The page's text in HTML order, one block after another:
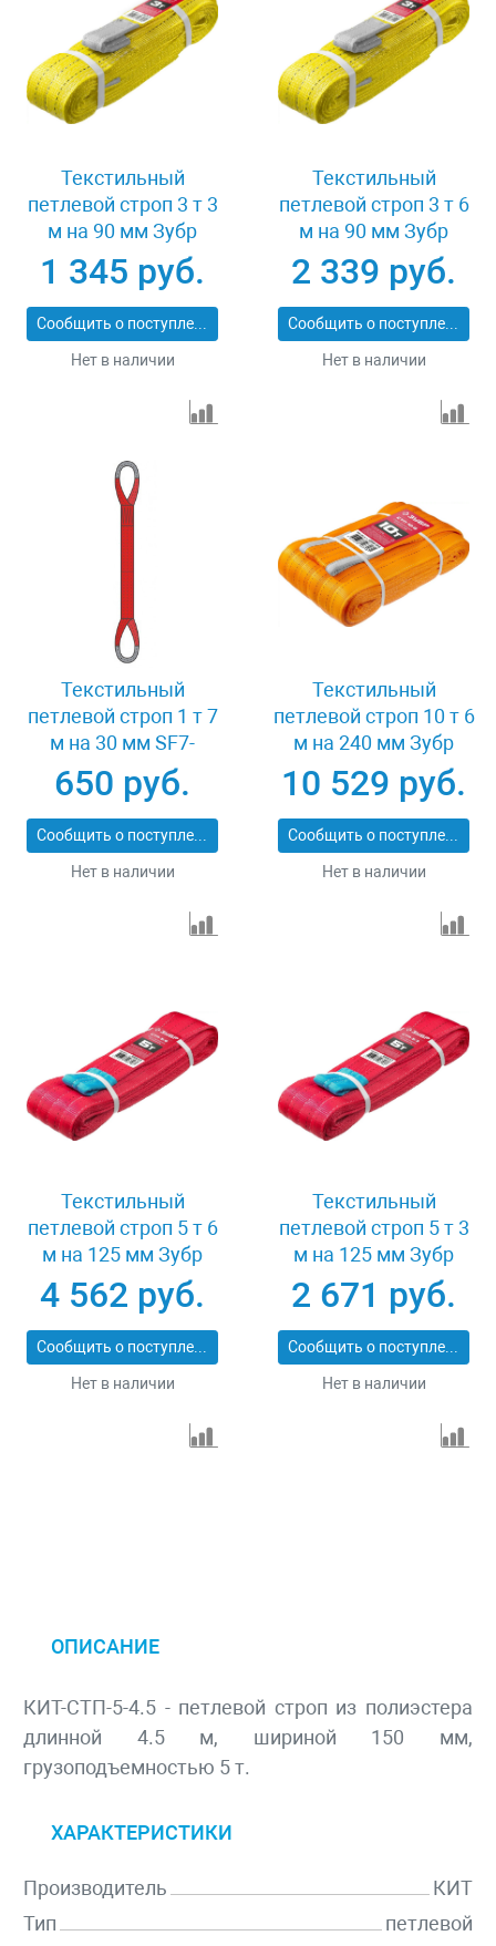
Текстильный
петлевой строп 3 т 3
м на 90 мм Зубр
43553-3-3
1 345 руб.
Сообщить о поступлении
Нет в наличии
Текстильный
петлевой строп 3 т 6
м на 90 мм Зубр
43553-3-6
2 339 руб.
Сообщить о поступлении
Нет в наличии
Текстильный
петлевой строп 1 т 7
м на 30 мм SF7-
СТП-1-7
650 руб.
Сообщить о поступлении
Нет в наличии
Текстильный
петлевой строп 10 т 6
м на 240 мм Зубр
43559-10-6
10 529 руб.
Сообщить о поступлении
Нет в наличии
Текстильный
петлевой строп 5 т 6
м на 125 мм Зубр
43555-5-6
4 562 руб.
Сообщить о поступлении
Нет в наличии
Текстильный
петлевой строп 5 т 3
м на 125 мм Зубр
43555-5-3
2 671 руб.
Сообщить о поступлении
Нет в наличии
ОПИСАНИЕ
КИТ-СТП-5-4.5 - петлевой строп из полиэстера
длинной 4.5 м, шириной 150 мм,
грузоподъемностью 5 т.
ХАРАКТЕРИСТИКИ
Производитель
КИТ
Тип
петлевой